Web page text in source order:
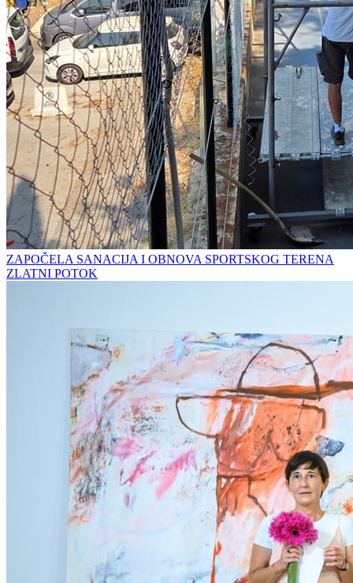
ZAPOČELA SANACIJA I OBNOVA SPORTSKOG TERENA
ZLATNI POTOK